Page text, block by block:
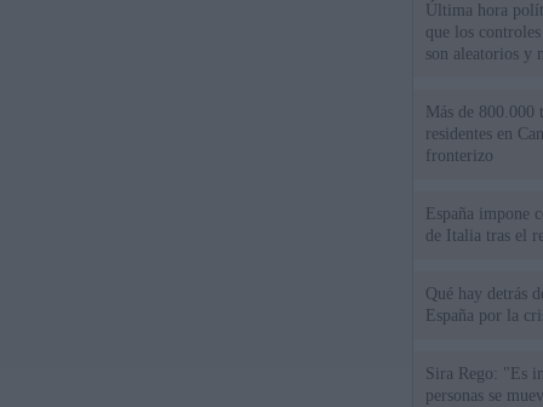
Última hora
que los
son aleatorios y
Más de 800.000
residentes en
fronterizo
España impone
de Italia tras el
Qué hay detrás
España por la
Sira Rego: "Es
personas se